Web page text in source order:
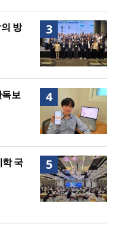
3
방
4
보
5
학 국